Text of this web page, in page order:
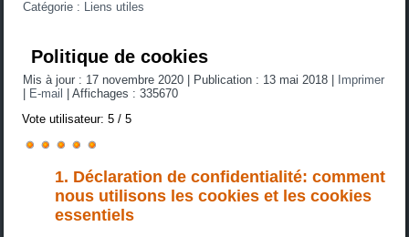
Catégorie : Liens utiles
Politique de cookies
Mis à jour : 17 novembre 2020 Publication : 13 mai 2018
Imprimer
E-mail |Affichages : 335670
Vote utilisateur:5 /5
1. Déclaration de confidentialité: comment
nous utilisons les cookies et les cookies
essentiels